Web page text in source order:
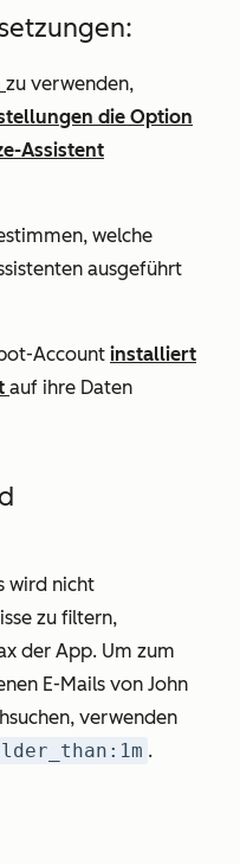
zu verwenden,
die Option
Assistent
welche
ausgeführt
Account installiert
auf ihre Daten
wird nicht
zu filtern,
der App. Um zum
E-Mails von John
verwenden
.